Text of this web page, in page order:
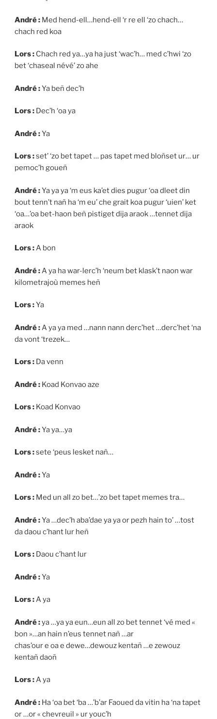
André : Med hend-ell…hend-ell ‘r re ell ‘zo chach…
chach red koa
Lors : Chach red ya…ya ha just ‘wac’h… med c’hwi ‘zo
bet ‘chaseal névé’ zo ahe
André :Ya beñ dec’h
Lors : Dec’h ‘oa ya
André :Ya
Lors :set’ ‘zo bet tapet … pas tapet med bloñset ur… ur
pemoc’h goueñ
André :Ya ya ya ‘m eus ka’et dies pugur ‘oa dleet din
bout tenn’t nañ ha ‘m eu’ che grait koa pugur ‘uien’ ket
‘oa…’oa bet-haon beñ pistiget dija araok …tennet dija
araok
Lors :A bon
André : A ya ha war-lerc’h ‘neum bet klask’t naon war
kilometrajoù memes heñ
Lors :Ya
André : A ya ya med …nann nann derc’het …derc’het ‘na
da vont ‘trezek…
Lors : Da venn
André : Koad Konvao aze
Lors : Koad Konvao
André :Ya ya…ya
Lors :sete ‘peus lesket nañ…
André :Ya
Lors : Med un all zo bet…’zo bet tapet memes tra…
André :Ya …dec’h aba’dae ya ya or pezh hain to’ …tost
da daou c’hant lur heñ
Lors : Daou c’hant lur
André :Ya
Lors :A ya
André :ya …ya ya eun…eun all zo bet tennet ‘vé med «
bon »…an hain n’eus tennet nañ …ar
chas’our e oa e dewe…dewouz kentañ …e zewouz
kentañ daoñ
Lors :A ya
André : Ha ‘oa bet ‘ba …’b’ar Faoued da vitin ha ‘na tapet
or …or « chevreuil » ur youc’h